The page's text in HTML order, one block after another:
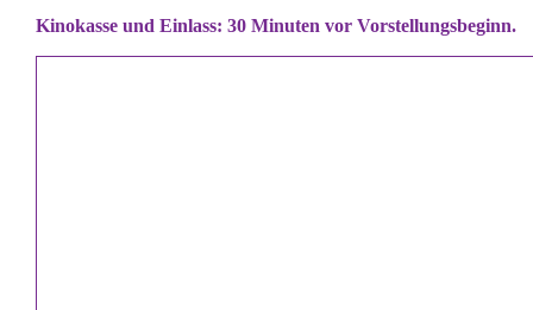
Kinokasse und Einlass: 30 Minuten vor Vorstellungsbeginn.